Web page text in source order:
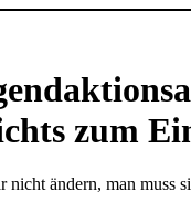
zum
ändern, man